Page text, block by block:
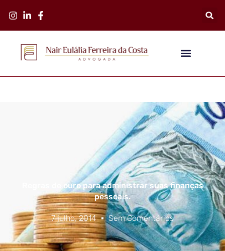
Regras de ouro para administrar suas finanças
pessoais.
7 julho, 2014 Sem Comentários